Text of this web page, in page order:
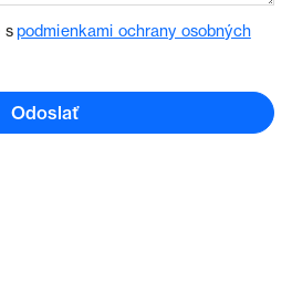
spodmienkami ochrany osobných
Odoslať